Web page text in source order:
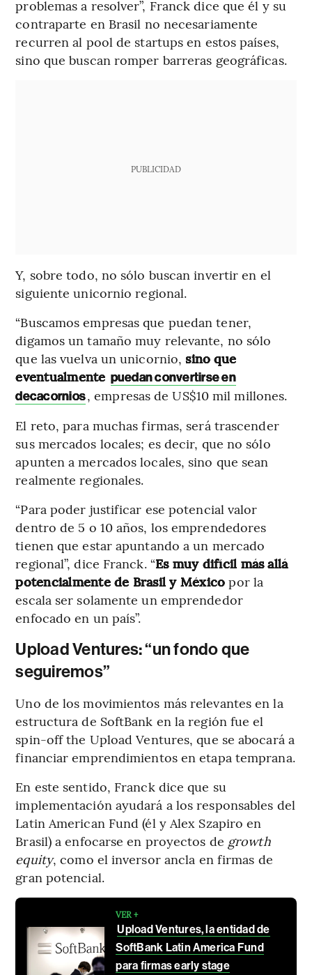
problemas a resolver”, Franck dice que él y su
contraparte en Brasil no necesariamente
recurren al pool de startups en estos países,
sino que buscan romper barreras geográficas.
PUBLICIDAD
Y, sobre todo, no sólo buscan invertir en el
siguiente unicornio regional.
“Buscamos empresas que puedan tener,
digamos un tamaño muy relevante, no sólo
que las vuelva un unicornio,sino que
eventualmente puedan convertirse en
decacornios, empresas de US$10 mil millones.
El reto, para muchas firmas, será trascender
sus mercados locales; es decir, que no sólo
apunten a mercados locales, sino que sean
realmente regionales.
“Para poder justificar ese potencial valor
dentro de 5 o 10 años, los emprendedores
tienen que estar apuntando a un mercado
regional”, dice Franck. “Es muy difícil más allá
potencialmente de Brasil y México por la
escala ser solamente un emprendedor
enfocado en un país”.
Upload Ventures: “un fondo que
seguiremos”
Uno de los movimientos más relevantes en la
estructura de SoftBank en la región fue el
spin-off the Upload Ventures, que se abocará a
financiar emprendimientos en etapa temprana.
En este sentido, Franck dice que su
implementación ayudará a los responsables del
Latin American Fund (él y Alex Szapiro en
Brasil) a enfocarse en proyectos de growth
equity, como el inversor ancla en firmas de
gran potencial.
VER +
Upload Ventures, la entidad de
SoftBank Latin America Fund
para firmas early stage